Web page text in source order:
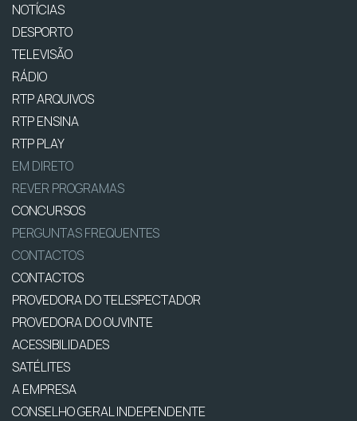
NOTÍCIAS
DESPORTO
TELEVISÃO
RÁDIO
RTP ARQUIVOS
RTP ENSINA
RTP PLAY
EM DIRETO
REVER PROGRAMAS
CONCURSOS
PERGUNTAS FREQUENTES
CONTACTOS
CONTACTOS
PROVEDORA DO TELESPECTADOR
PROVEDORA DO OUVINTE
ACESSIBILIDADES
SATÉLITES
A EMPRESA
CONSELHO GERAL INDEPENDENTE